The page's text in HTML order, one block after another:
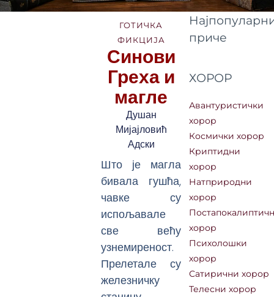
ГОТИЧКА
ФИКЦИЈА
Синови
Греха и
магле
Душан
Мијајловић
Адски
Што је магла
бивала гушћа,
чавке су
испољавале
све већу
узнемиреност.
Прелетале су
железничку
приче
ХОРОР
Авантуристички
хорор
Космички хорор
Криптидни
хорор
Натприродни
хорор
хорор
Психолошки
хорор
Сатирични хорор
Телесни хорор